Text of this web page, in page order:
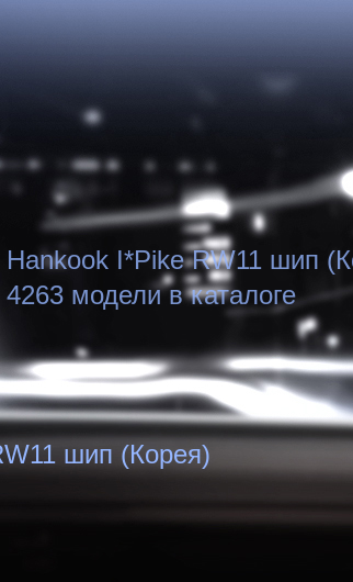
Hankook I*Pike RW11 шип
4263 модели в каталоге
шип (Корея)